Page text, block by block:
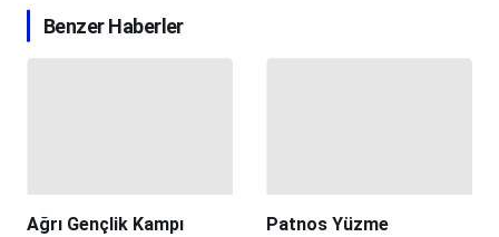
Benzer Haberler
Ağrı Gençlik Kampı
Patnos Yüzme